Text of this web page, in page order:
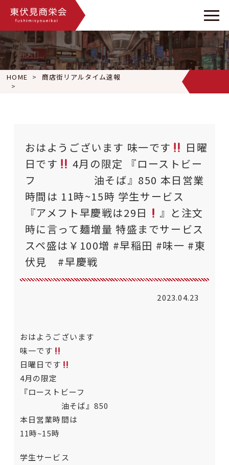
HOME
商店街リアルタイム速報
4月の限定 『
おはようございます 味一です
日曜
日です
4月の限定 『ローストビー
フ 油そば』850 本日営業
時間は 11時~15時 学生サービス
『アメフト早慶戦は29日
』と注文
時に言って麺増量 特盛までサービス
スペ盛は￥100増 #早稲田 #味一 #東
伏見 #早慶戦
2023.04.23
おはようございます
味一です
日曜日です
4月の限定
『ローストビーフ
油そば』850
本日営業時間は
11時~15時
学生サービス